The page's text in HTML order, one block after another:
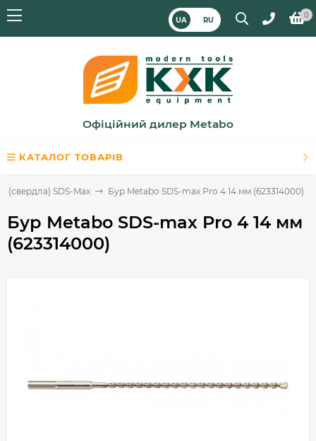
UA RU
0
Офіційний дилер Metabo
КАТАЛОГ ТОВАРІВ
(свердла) SDS-Max Бур Metabo SDS-max Pro 4 14 мм (623314000)
Бур Metabo SDS-max Pro 4 14 мм
(623314000)